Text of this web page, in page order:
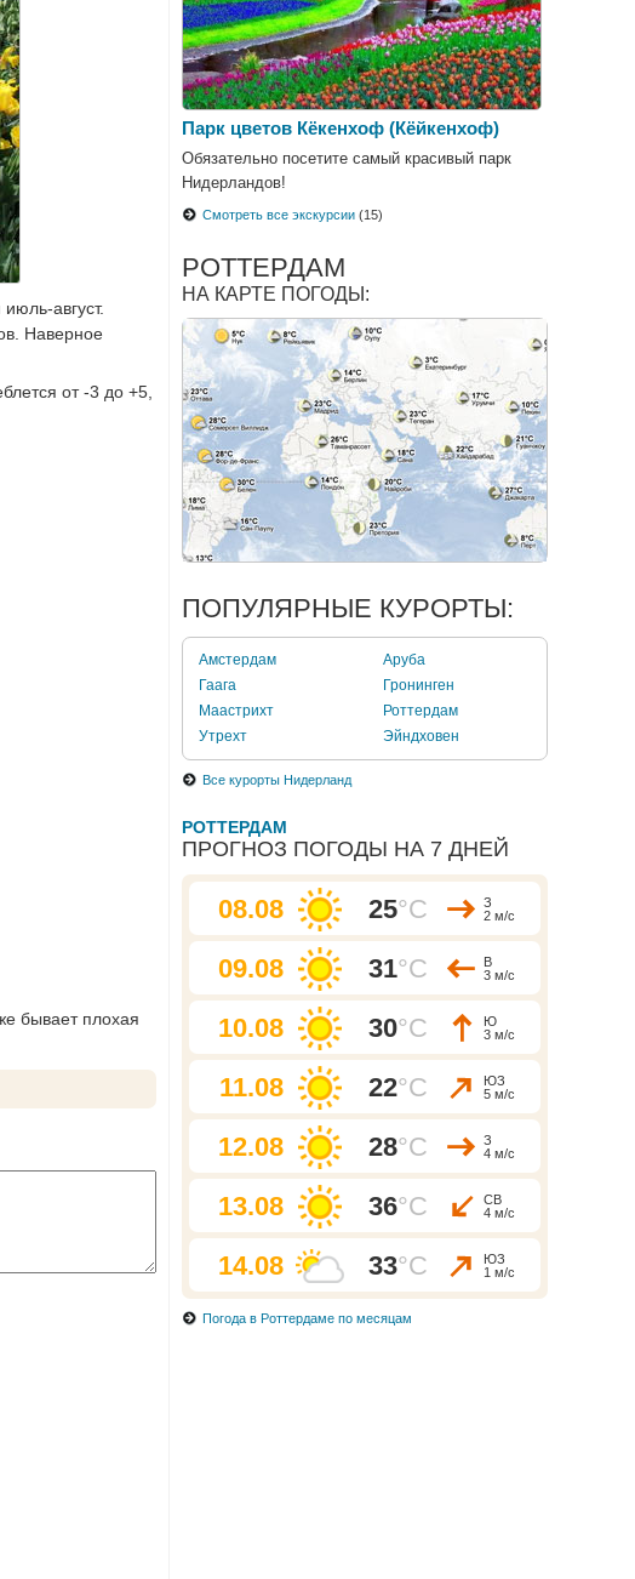
август.
Наверное
от -3 до +5,
бывает плохая
Парк цветов Кёкенхоф (Кёйкенхоф)
Обязательно посетите самый красивый парк
Нидерландов!
Смотреть все экскурсии (15)
РОТТЕРДАМ
НА КАРТЕ ПОГОДЫ:
ПОПУЛЯРНЫЕ КУРОРТЫ:
Амстердам
Аруба
Гаага
Гронинген
Маастрихт
Роттердам
Утрехт
Эйндховен
Все курорты Нидерланд
РОТТЕРДАМ
ПРОГНОЗ ПОГОДЫ НА 7 ДНЕЙ
08.08 25°C
З
2 м/с
09.08 31°C
В
3 м/с
10.08 30°C
Ю
3 м/с
11.08 22°C
ЮЗ
5 м/с
12.08 28°C
З
4 м/с
13.08 36°C
СВ
4 м/с
14.08 33°C
ЮЗ
1 м/с
Погода в Роттердаме по месяцам